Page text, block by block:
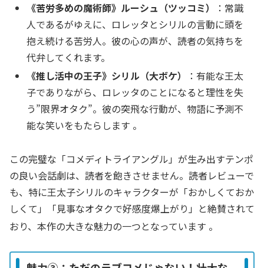
《苦労多めの魔術師》ルーシュ（ツッコミ）
：常識
人であるがゆえに、ロレッタとシリルの言動に頭を
抱え続ける苦労人。彼の心の声が、読者の気持ちを
代弁してくれます。
《推し活中の王子》シリル（大ボケ）
：有能な王太
子でありながら、ロレッタのことになると理性を失
う”限界オタク”。彼の突飛な行動が、物語に予測不
能な笑いをもたらします 。
この完璧な「コメディトライアングル」が生み出すテンポ
の良い会話劇は、読者を飽きさせません。読者レビューで
も、特に王太子シリルのキャラクターが「おかしくておか
しくて」「見事なオタクで好感度爆上がり」と絶賛されて
おり、本作の大きな魅力の一つとなっています 。